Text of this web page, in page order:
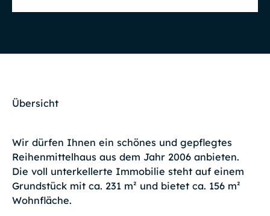
Übersicht
Wir dürfen Ihnen ein schönes und gepflegtes
Reihenmittelhaus aus dem Jahr 2006 anbieten.
Die voll unterkellerte Immobilie steht auf einem
Grundstück mit ca. 231 m² und bietet ca. 156 m²
Wohnfläche.